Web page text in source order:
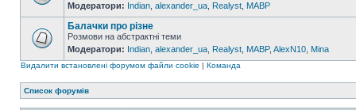
Модератори: Indian alexander_ua Realyst MABP
Балачки про різне
Розмови на абстрактні теми
Модератори: Indian alexander_ua Realyst MABP, AlexN10 Mina
Видалити встановлені форумом файли cookie | Команда
Список форумів